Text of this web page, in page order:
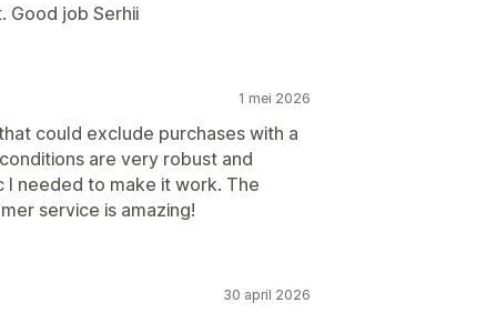
Good job Serhii
1 mei 2026
could exclude purchases with a
are very robust and
needed to make it work. The
service is amazing!
30 april 2026